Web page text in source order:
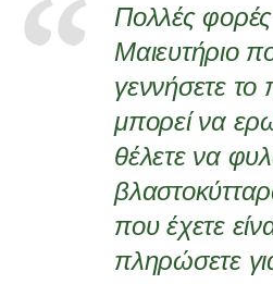
Πολλές
Μαιευτήριο
γεννήσετε το
μπορεί να
θέλετε να
που έχετε
πληρώσετε